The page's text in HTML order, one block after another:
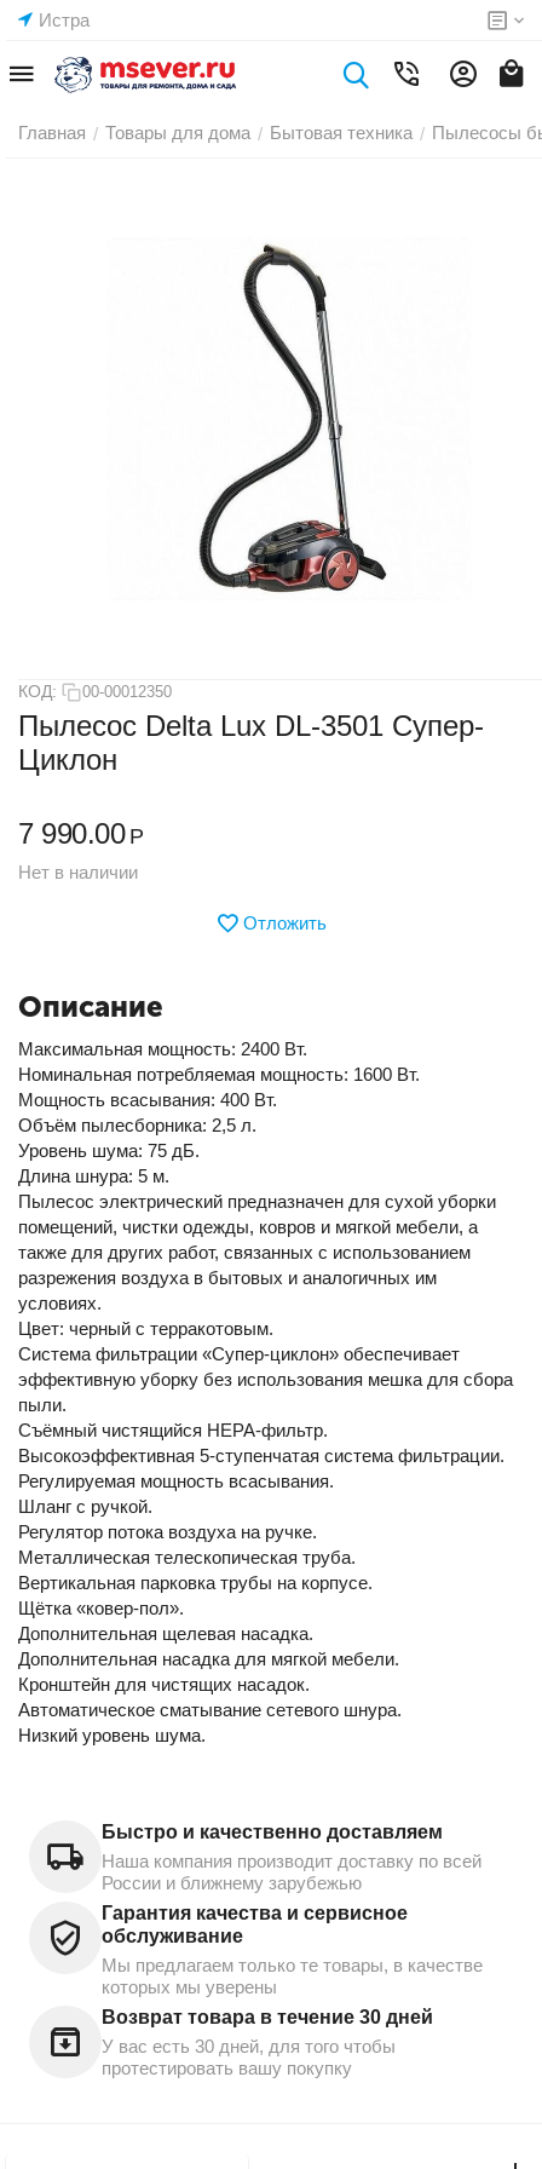
Истра
Главная / Товары для дома / Бытовая техника / Пылесосы
КОД: 00-00012350
Пылесос Delta Lux DL-3501 Супер-
Циклон
7 990.00 Р
Нет в наличии
Отложить
Описание
Максимальная мощность: 2400 Вт.
Номинальная потребляемая мощность: 1600 Вт.
Мощность всасывания: 400 Вт.
Объём пылесборника: 2,5 л.
Уровень шума: 75 дБ.
Длина шнура: 5 м.
Пылесос электрический предназначен для сухой уборки
помещений, чистки одежды, ковров и мягкой мебели, а
также для других работ, связанных с использованием
разрежения воздуха в бытовых и аналогичных им
условиях.
Цвет: черный с терракотовым.
Система фильтрации «Супер-циклон» обеспечивает
эффективную уборку без использования мешка для сбора
пыли.
Съёмный чистящийся HEPA-фильтр.
Высокоэффективная 5-ступенчатая система фильтрации.
Регулируемая мощность всасывания.
Шланг с ручкой.
Регулятор потока воздуха на ручке.
Металлическая телескопическая труба.
Вертикальная парковка трубы на корпусе.
Щётка «ковер-пол».
Дополнительная щелевая насадка.
Дополнительная насадка для мягкой мебели.
Кронштейн для чистящих насадок.
Автоматическое сматывание сетевого шнура.
Низкий уровень шума.
Быстро и качественно доставляем
Наша компания производит доставку по всей
России и ближнему зарубежью
Гарантия качества и сервисное
обслуживание
Мы предлагаем только те товары, в качестве
которых мы уверены
Возврат товара в течение 30 дней
У вас есть 30 дней, для того чтобы
протестировать вашу покупку